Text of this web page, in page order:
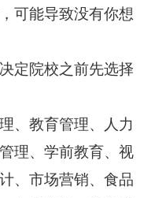
可能导致没有你想
定院校之前先选择
、教育管理、人力
理、学前教育、视
、市场营销、食品